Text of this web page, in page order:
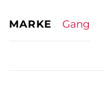
MARKE Gang